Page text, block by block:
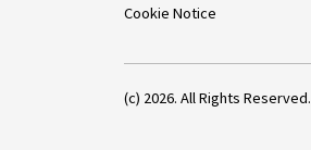
Cookie Notice
(c) 2026. All Rights Reserved.